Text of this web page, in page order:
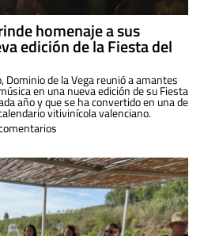
homenaje a sus
edición de la Fiesta del
Dominio de la Vega reunió a amantes
en una nueva edición de su Fiesta
año y que se ha convertido en una de
vitivinícola valenciano.